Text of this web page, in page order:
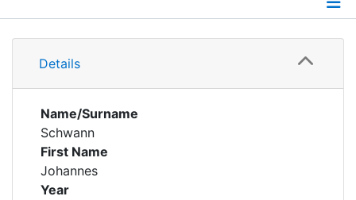
Details
Details
Name/Surname
Schwann
First Name
Johannes
Year